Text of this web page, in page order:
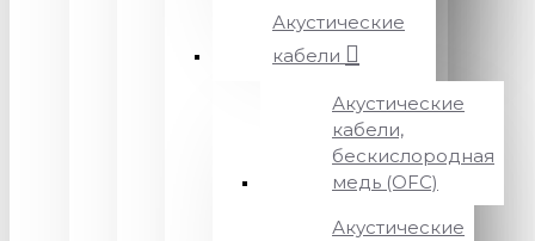
Акустические
кабели
Акустические
кабели,
бескислородная
медь (OFC)
Акустические